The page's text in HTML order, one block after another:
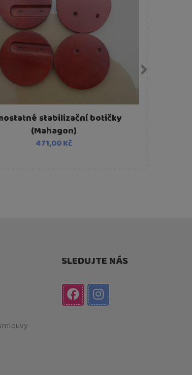
stabilizační botičky
(Mahagon)
471,00 Kč
SLEDUJTE NÁS